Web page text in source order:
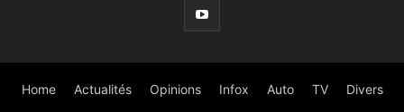
Home Actualités Opinions Infox Auto TV Divers